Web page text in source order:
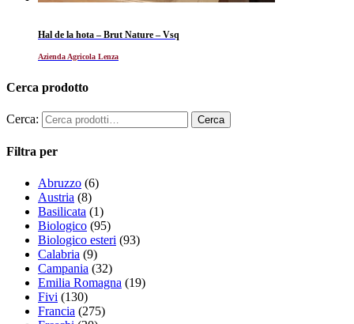
Hal de la hota – Brut Nature – Vsq
Azienda Agricola Lenza
Cerca prodotto
Cerca:
Filtra per
Abruzzo (6)
Austria (8)
Basilicata (1)
Biologico (95)
Biologico esteri (93)
Calabria (9)
Campania (32)
Emilia Romagna (19)
Fivi (130)
Francia (275)